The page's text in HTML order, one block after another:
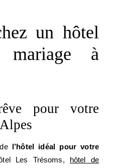
un hôtel
à
pour votre
l’hôtel idéal pour votre
Les Trésoms, hôtel de